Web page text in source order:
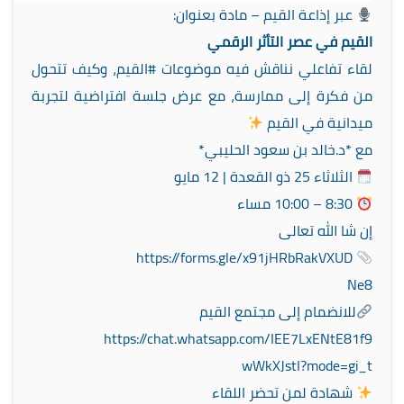
عبر إذاعة القيم – مادة بعنوان:
القيم في عصر التأثر الرقمي
لقاء تفاعلي نناقش فيه موضوعات #القيم، وكيف تتحول
من فكرة إلى ممارسة، مع عرض جلسة افتراضية لتجربة
ميدانية في القيم
مع *د.خالد بن سعود الحليبي*
الثلاثاء 25 ذو القعدة | 12 مايو
8:30 – 10:00 مساء
إن شا الله تعالى
https://forms.gle/x91jHRbRakVXUD
Ne8
للانضمام إلى مجتمع القيم
https://chat.whatsapp.com/IEE7LxENtE81f9
wWkXJstI?mode=gi_t
شهادة لمن تحضر اللقاء